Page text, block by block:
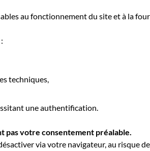
au fonctionnement du site et à la
techniques,
une authentification.
pas votre consentement préalable.
via votre navigateur, au risque